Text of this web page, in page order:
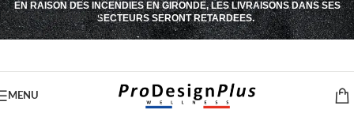
Passer à la navigation
Passer au contenu principal
EN RAISON DES INCENDIES EN GIRONDE, LES LIVRAISONS DANS SES
SECTEURS SERONT RETARDEES.
MENU